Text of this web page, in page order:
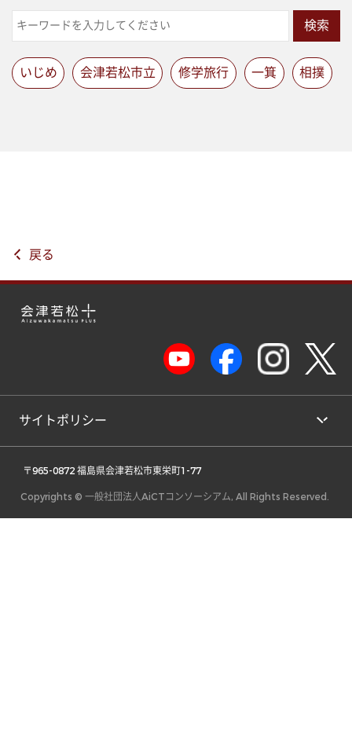
検索
いじめ 会津若松市立 修学旅行 一箕 相撲
戻る
サイトポリシー
〒965-0872 福島県会津若松市東栄町1-77
Copyrights © 一般社団法人AiCTコンソーシアム, All Rights Reserved.